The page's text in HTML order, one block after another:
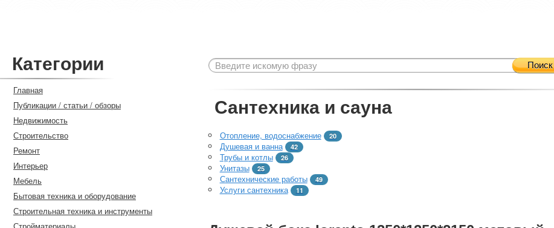
Категории
Главная
Публикации / статьи / обзоры
Недвижимость
Строительство
Ремонт
Интерьер
Мебель
Бытовая техника и оборудование
Строительная техника и инструменты
Поиск
Сантехника и сауна
Отопление, водоснабжение 20
Душевая и ванна 42
Трубы и котлы 26
Унитазы 25
Сантехнические работы 49
Услуги сантехника 11